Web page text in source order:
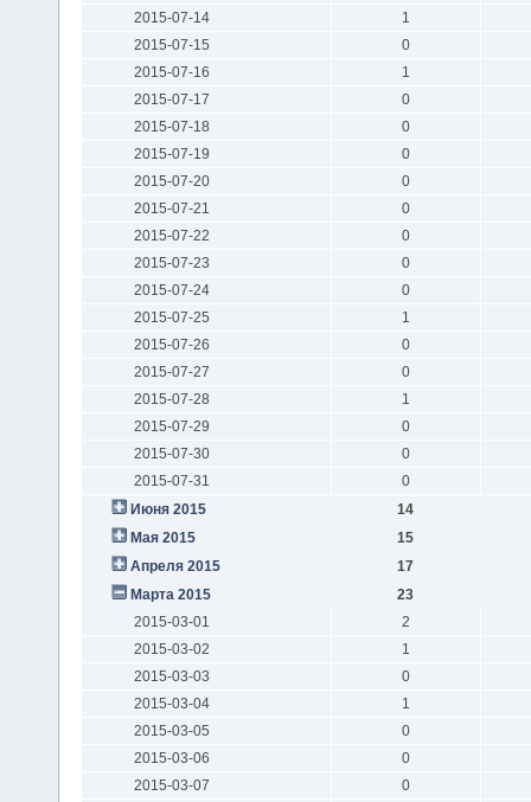
2015-07-14
1
2015-07-15
0
2015-07-16
1
2015-07-17
0
2015-07-18
0
2015-07-19
0
2015-07-20
0
2015-07-21
0
2015-07-22
0
2015-07-23
0
2015-07-24
0
2015-07-25
1
2015-07-26
0
2015-07-27
0
2015-07-28
1
2015-07-29
0
2015-07-30
0
2015-07-31
0
Июня 2015
14
Мая 2015
15
Апреля 2015
17
Марта 2015
23
2015-03-01
2
2015-03-02
1
2015-03-03
0
2015-03-04
1
2015-03-05
0
2015-03-06
0
2015-03-07
0